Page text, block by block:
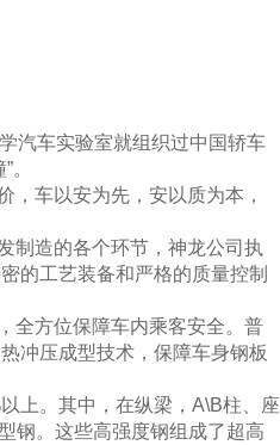
汽车实验室就组织过中国轿车
。
，车以安为先，安以质为本，
制造的各个环节，神龙公司执
的工艺装备和严格的质量控制
全方位保障车内乘客安全。普
冲压成型技术，保障车身钢板
上。其中，在纵梁，A\B柱、座
钢。这些高强度钢组成了超高